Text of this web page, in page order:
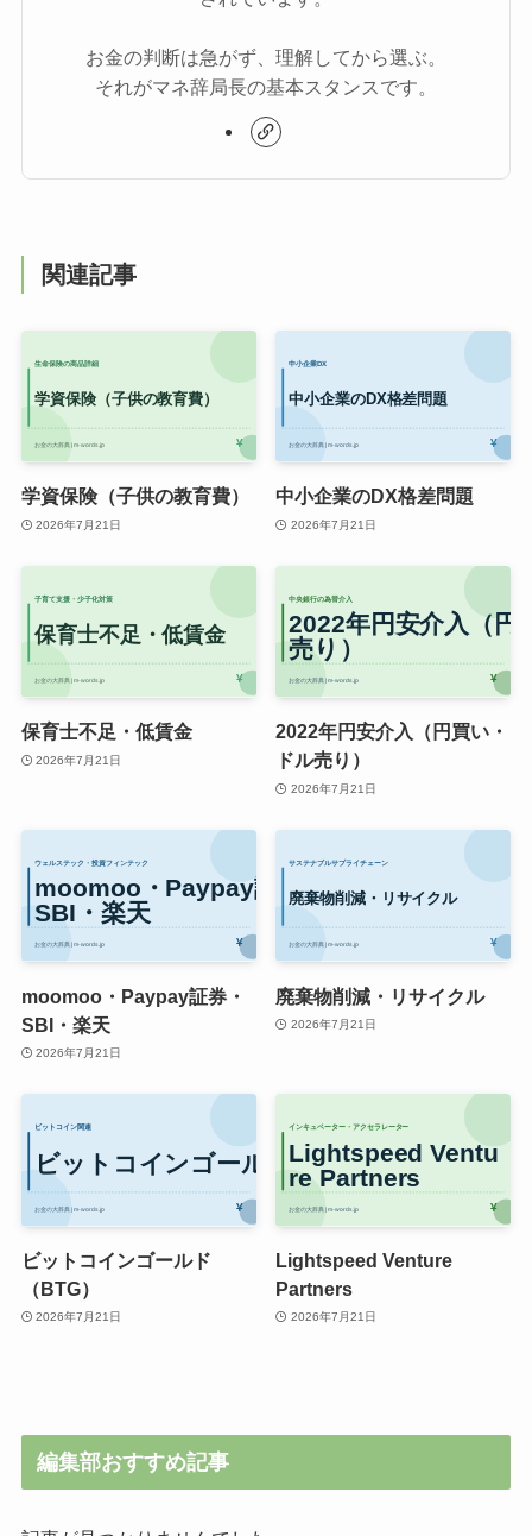
お金の判断は急がず、理解してから選ぶ。
それがマネ辞局長の基本スタンスです。
関連記事
学資保険（子供の教育費）
2026年7月21日
中小企業のDX格差問題
2026年7月21日
保育士不足・低賃金
2026年7月21日
2022年円安介入（円買い・
ドル売り）
2026年7月21日
moomoo・Paypay証券・
SBI・楽天
2026年7月21日
廃棄物削減・リサイクル
2026年7月21日
ビットコインゴールド
（BTG）
2026年7月21日
Lightspeed Venture
Partners
2026年7月21日
編集部おすすめ記事